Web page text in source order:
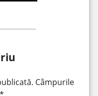
Câmpurile